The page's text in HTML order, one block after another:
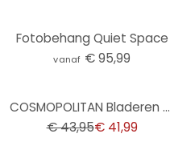
Fotobehang Quiet Space
vanaf € 95,99
COSMOPOLITAN Bladeren blauw geel - Vliesbehang met kleurverloop modern
€ 43,95€ 41,99